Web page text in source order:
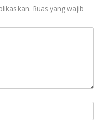
Ruas yang wajib